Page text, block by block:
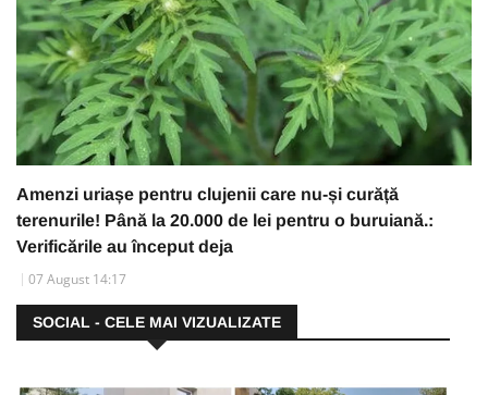
Amenzi uriașe pentru clujenii care nu-și curăță
terenurile! Până la 20.000 de lei pentru o buruiană.:
Verificările au început deja
07 August 14:17
SOCIAL - CELE MAI VIZUALIZATE